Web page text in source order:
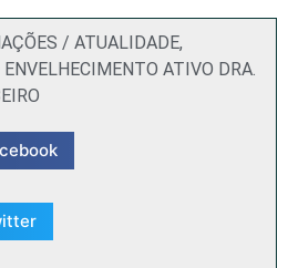
/ ATUALIDADE,
ATIVO DRA.